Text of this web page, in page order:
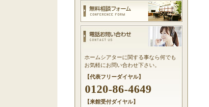
ホームシアターに関する事なら何でも
お気軽にお問い合わせ下さい。
【代表フリーダイヤル】
0120-86-4649
【来館受付ダイヤル】